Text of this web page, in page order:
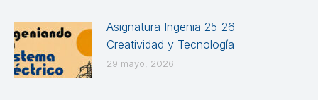
Asignatura Ingenia 25-26 –
Creatividad y Tecnología
29 mayo, 2026